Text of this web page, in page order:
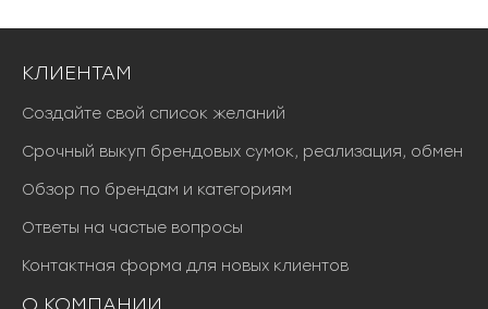
КЛИЕНТАМ
Создайте свой список желаний
Срочный выкуп брендовых сумок, реализация, обмен
Обзор по брендам и категориям
Ответы на частые вопросы
Контактная форма для новых клиентов